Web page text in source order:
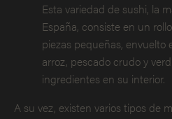
Esta variedad de sushi, la
España, consiste en un
piezas pequeñas, envuelto
arroz, pescado crudo y
ingredientes en su interior.
A su vez, existen varios tipos de